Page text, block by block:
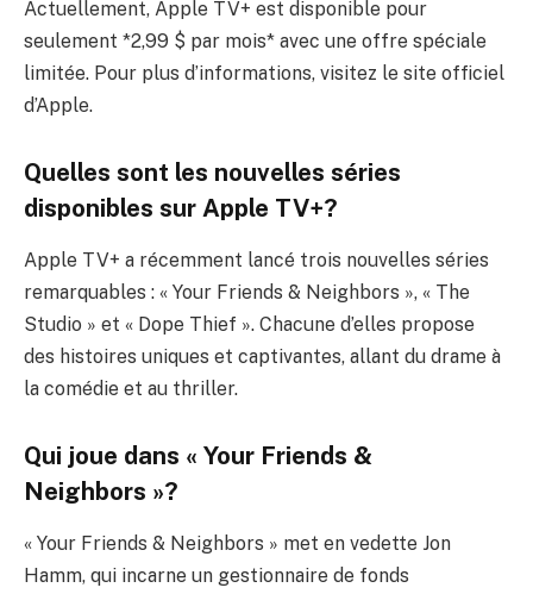
Actuellement, Apple TV+ est disponible pour
seulement *2,99 $ par mois* avec une offre spéciale
limitée. Pour plus d’informations, visitez le site officiel
d’Apple.
Quelles sont les nouvelles séries
disponibles sur Apple TV+?
Apple TV+ a récemment lancé trois nouvelles séries
remarquables : « Your Friends & Neighbors », « The
Studio » et « Dope Thief ». Chacune d’elles propose
des histoires uniques et captivantes, allant du drame à
la comédie et au thriller.
Qui joue dans « Your Friends &
Neighbors »?
« Your Friends & Neighbors » met en vedette Jon
Hamm, qui incarne un gestionnaire de fonds